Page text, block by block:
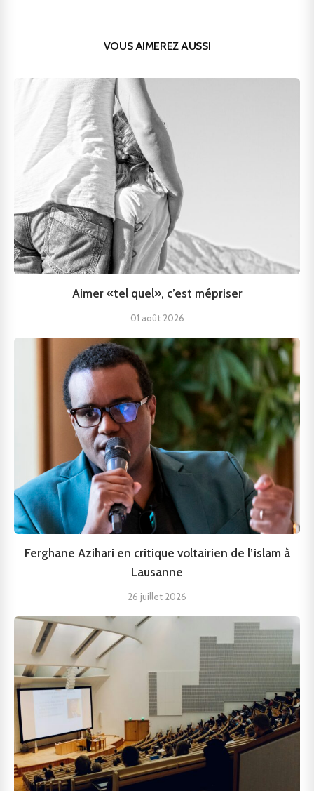
VOUS AIMEREZ AUSSI
Aimer «tel quel», c’est mépriser
01 août 2026
Ferghane Azihari en critique voltairien de l’islam à
Lausanne
26 juillet 2026